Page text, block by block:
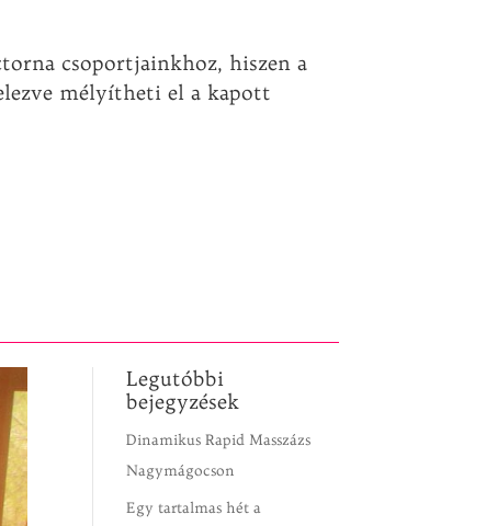
csoportjainkhoz, hiszen a
mélyítheti el a kapott
Legutóbbi
bejegyzések
Dinamikus Rapid Masszázs
Nagymágocson
Egy tartalmas hét a